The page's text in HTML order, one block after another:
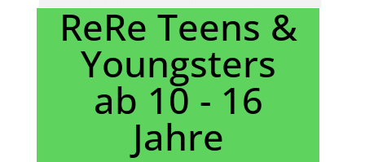
ReRe Teens &
Youngsters
ab 10 - 16
Jahre